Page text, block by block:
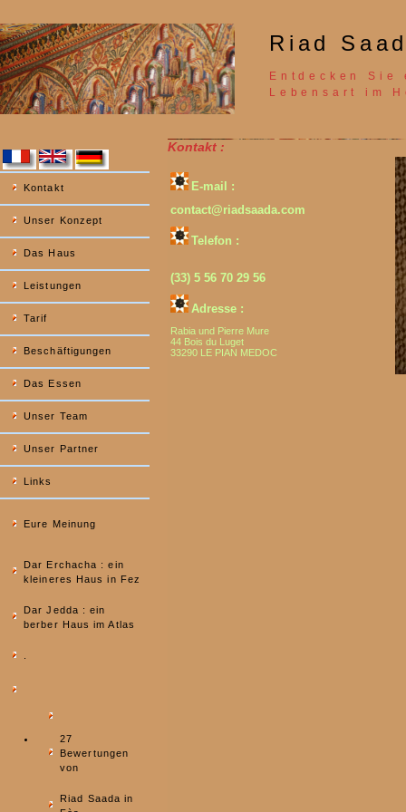
Riad
Entdecken
Lebensart im
Kontakt
Unser Konzept
Das Haus
Leistungen
Tarif
Beschäftigungen
Das Essen
Unser Team
Unser Partner
Links
Eure Meinung
Dar Erchacha : ein
kleineres Haus in Fez
Dar Jedda : ein
berber Haus im Atlas
27
Bewertungen
von
Riad Saada in
Kontakt :
E-mail :
contact@riadsaada.com
Telefon :
(33) 5 56 70 29 56
Adresse :
Rabia und Pierre Mure
44 Bois du Luget
33290 LE PIAN MEDOC